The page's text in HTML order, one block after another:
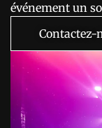
événement un
Contactez-